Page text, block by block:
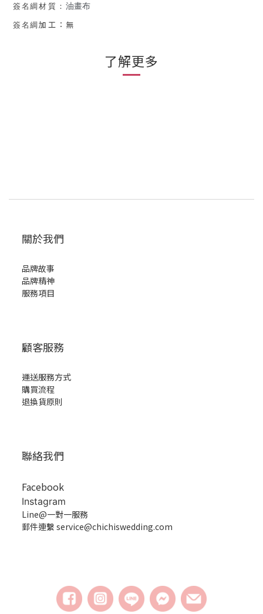
簽名綢材質：油畫布
簽名綢加工：無
了解更多
關於我們
品牌故事
品牌精神
服務項目
顧客服務
運送服務方式
購買流程
退換貨原則
聯絡我們
Facebook
Instagram
Line@一對一服務
郵件連繫 service@chichiswedding.com